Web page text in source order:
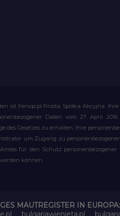
ist Feniqs.pl Prosta Spółka Akcyjna.
Daten vom 27. April
Gesetzes zu erhalten, Ihre
um Zugang zu
für den Schutz
können.
MAUTREGISTER IN EUROPA:
bulgariawienieta.pl